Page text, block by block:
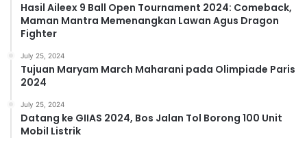
Hasil Aileex 9 Ball Open Tournament 2024: Comeback,
Maman Mantra Memenangkan Lawan Agus Dragon
Fighter
July 25, 2024
Tujuan Maryam March Maharani pada Olimpiade Paris
2024
July 25, 2024
Datang ke GIIAS 2024, Bos Jalan Tol Borong 100 Unit
Mobil Listrik